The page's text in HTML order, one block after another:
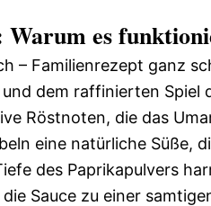
Warum es
– Familienrezept ganz
dem raffinierten Spiel
Röstnoten, die das
eine natürliche Süße,
des Paprikapulvers
Sauce zu einer